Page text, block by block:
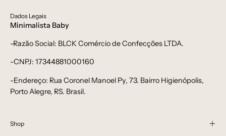
Dados Legais
Minimalista Baby
-Razão Social: BLCK Comércio de Confecções LTDA.
-CNPJ: 17344881000160
-Endereço: Rua Coronel Manoel Py, 73. Bairro Higienópolis,
Porto Alegre, RS. Brasil.
Shop